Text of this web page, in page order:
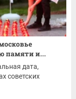
памяти и...
дата,
советских